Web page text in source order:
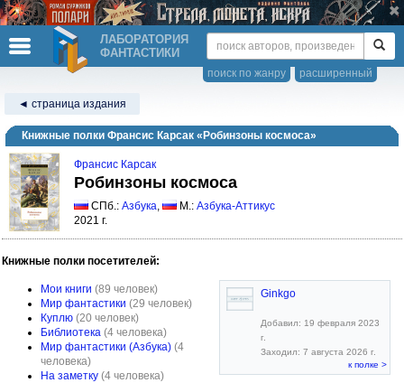
ЛАБОРАТОРИЯ
ФАНТАСТИКИ
расширенный
поиск по жанру
◄ страница издания
Книжные полки Франсис Карсак «Робинзоны космоса»
Франсис Карсак
Робинзоны космоса
СПб.: Азбука, М.: Азбука-Аттикус
2021 г.
Книжные полки посетителей:
Мои книги (89 человек)
Мир фантастики (29 человек)
Куплю (20 человек)
Библиотека (4 человека)
Мир фантастики (Азбука) (4
человека)
На заметку (4 человека)
Ginkgo
Добавил: 19 февраля 2023
г.
Заходил: 7 августа 2026 г.
к полке >